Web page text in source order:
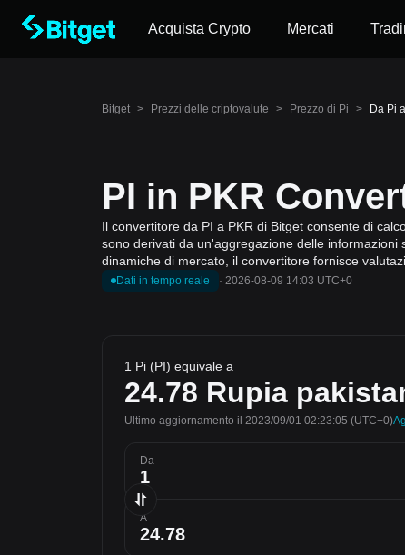
Acquista Crypto Mercati
Bitget > Prezzi delle criptovalute > Prezzo di Pi > Da Pi
PI in PKR
Il convertitore da PI a PKR di Bitget consente di
sono derivati da un'aggregazione delle
dinamiche di mercato, il convertitore fornisce
Dati in tempo reale · 2026-08-09 14:03 UTC+0
1 Pi (PI) equivale a
24.78 Rupia
Ultimo aggiornamento il 2023/09/01 02:23:05 (UTC+0)
Da
A